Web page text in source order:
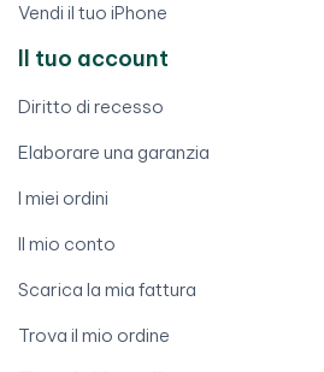
Vendi il tuo iPhone
Il tuo account
Diritto di recesso
Elaborare una garanzia
I miei ordini
Il mio conto
Scarica la mia fattura
Trova il mio ordine